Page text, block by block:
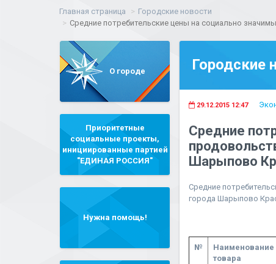
Главная страница
Городские новости
Средние потребительские цены на социально
О городе
Приоритетные
социальные проекты,
инициированные партией
"ЕДИНАЯ РОССИЯ"
Нужна помощь!
Городские
29.12.2015 12:47
Средние
Шарыпово
Средние
города Шарыпово
№
Наименование
товара